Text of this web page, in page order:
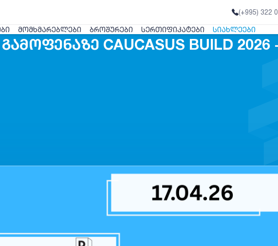
(+995) 322
ᲛᲝᲛᲮᲛᲐᲠᲔᲑᲚᲔᲑᲘ ᲑᲠᲝᲨᲣᲠᲔᲑᲘ ᲡᲔᲠᲗᲘᲤᲘᲙᲐᲢᲔᲑᲘ ᲡᲘᲐᲮᲚᲔᲔᲑᲘ
CAUCASUS BUILD 2026